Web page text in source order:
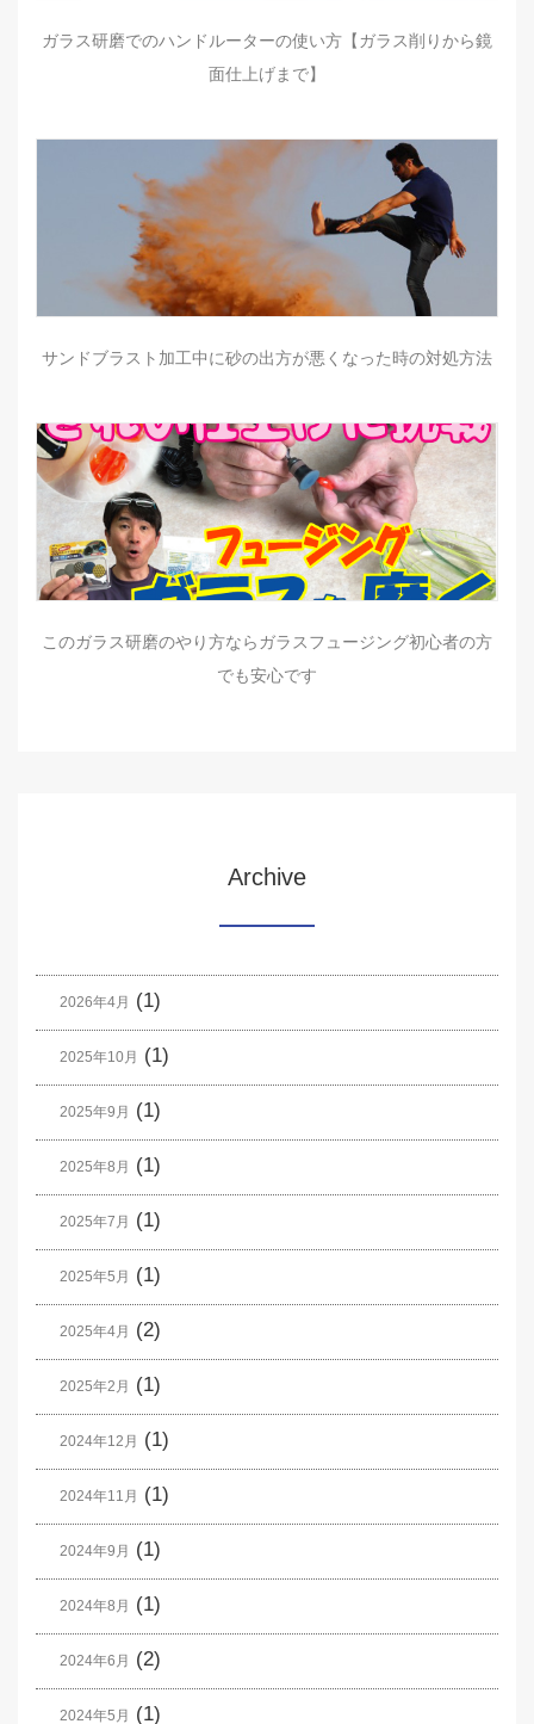
ガラス研磨でのハンドルーターの使い方【ガラス削りから鏡
面仕上げまで】
サンドブラスト加工中に砂の出方が悪くなった時の対処方法
このガラス研磨のやり方ならガラスフュージング初心者の方
でも安心です
Archive
2026年4月 (1)
2025年10月 (1)
2025年9月 (1)
2025年8月 (1)
2025年7月 (1)
2025年5月 (1)
2025年4月 (2)
2025年2月 (1)
2024年12月 (1)
2024年11月 (1)
2024年9月 (1)
2024年8月 (1)
2024年6月 (2)
2024年5月 (1)